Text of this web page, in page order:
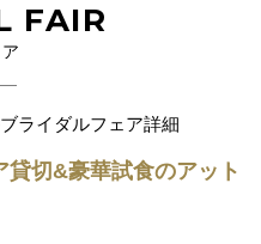
FAIR
ライダルフェア詳細
切&豪華試食のアット